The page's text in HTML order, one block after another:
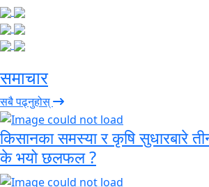
समाचार
सबै पढ्नुहोस्
किसानका समस्या र कृषि सुधारबारे
के भयो छलफल ?